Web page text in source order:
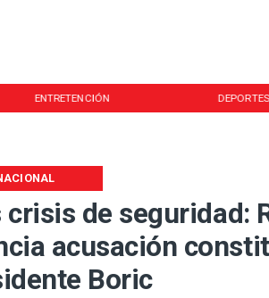
ENTRETENCIÓN DEPORTES
crisis de seguridad:
acusación
Boric